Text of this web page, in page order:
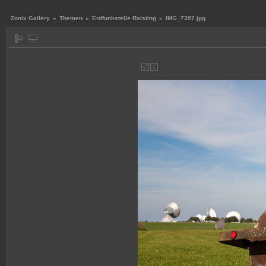
Zonix Gallery » Themen » Erdfunkstelle Raisting » IMG_7397.jpg